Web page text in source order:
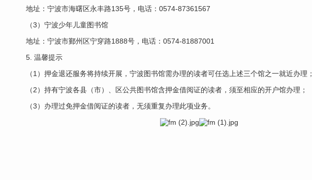
地址：宁波市海曙区永丰路135号，电话：0574-87361567
（3）宁波少年儿童图书馆
地址：宁波市鄞州区宁穿路1888号，电话：0574-81887001
5. 温馨提示
（1） 押金退还服务将持续开展，宁波图书馆需办理的读者可任选上述三个馆之一就近办理；
（2） 持有宁波各县（市）、区公共图书馆含押金借阅证的读者，须至相应的开户馆办理；
（3） 办理过免押金借阅证的读者，无须重复办理此项业务。